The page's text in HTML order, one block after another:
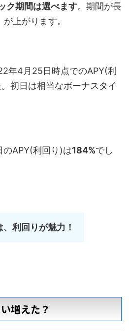
ク期間は選べます。期間が長
上がります。
年4月25日時点でのAPY(利
初日は相当なボーナスタイ
APY(利回り)は184%でし
利回りが魅力！
増えた？